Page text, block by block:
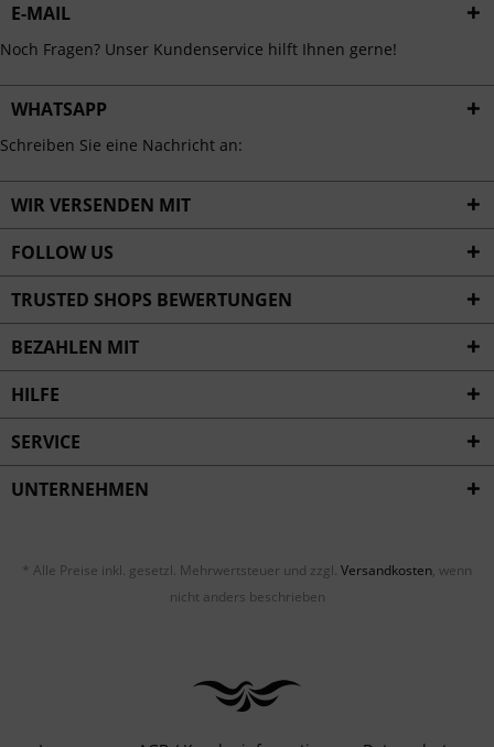
E-MAIL
Noch Fragen? Unser Kundenservice hilft Ihnen gerne!
WHATSAPP
Schreiben Sie eine Nachricht an:
WIR VERSENDEN MIT
FOLLOW US
TRUSTED SHOPS BEWERTUNGEN
BEZAHLEN MIT
HILFE
SERVICE
UNTERNEHMEN
* Alle Preise inkl. gesetzl. Mehrwertsteuer und zzgl. Versandkosten, wenn
nicht anders beschrieben
Service